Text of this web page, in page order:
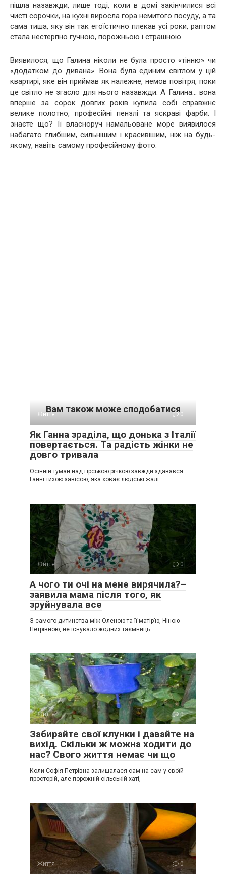
пішла назавжди, лише тоді, коли в домі закінчилися всі
чисті сорочки, на кухні виросла гора немитого посуду, а та
сама тиша, яку він так егоїстично плекав усі роки, раптом
стала нестерпно гучною, порожньою і страшною.
Виявилося, що Галина ніколи не була просто «тінню» чи
«додатком до дивана». Вона була єдиним світлом у цій
квартирі, яке він приймав як належне, немов повітря, поки
це світло не згасло для нього назавжди. А Галина… вона
вперше за сорок довгих років купила собі справжнє
велике полотно, професійні пензлі та яскраві фарби. І
знаєте що? Її власноруч намальоване море виявилося
набагато глибшим, сильнішим і красивішим, ніж на будь-
якому, навіть самому професійному фото.
Вам також може сподобатися
Життя 0
Як Ганна зраділа, що донька з Італії
повертається. Та радість жінки не
довго тривала
Осінній туман над гірською річкою завжди здавався
Ганні тихою завісою, яка ховає людські жалі
Життя 0
А чого ти очі на мене вирячила?–
заявила мама після того, як
зруйнувала все
З самого дитинства між Оленою та її матір’ю, Ніною
Петрівною, не існувало жодних таємниць.
Життя 0
Забирайте свої клунки і давайте на
вихід. Скільки ж можна ходити до
нас? Свого життя немає чи що
Коли Софія Петрівна залишалася сам на сам у своїй
просторій, але порожній сільській хаті,
Життя 0